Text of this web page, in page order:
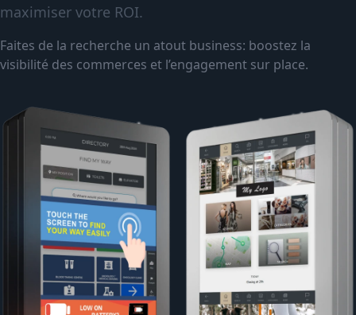
maximiser votre ROI.
Faites de la recherche un atout business: boostez la
visibilité des commerces et l’engagement sur place.